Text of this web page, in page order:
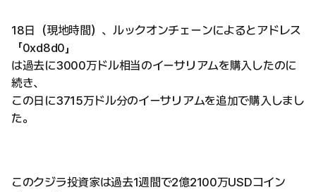
18日（現地時間）、ルックオンチェーンによるとアドレス
「0xd8d0」
は過去に3000万ドル相当のイーサリアムを購入したのに
続き、
この日に3715万ドル分のイーサリアムを追加で購入しまし
た。
このクジラ投資家は過去1週間で2億2100万USDコイン